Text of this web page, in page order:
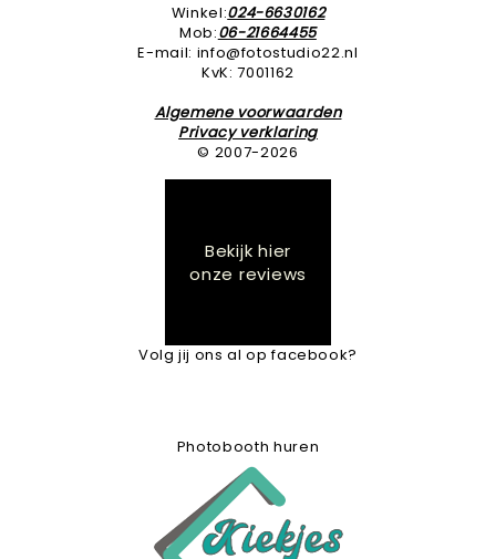
Winkel:024-6630162
Mob:06-21664455
E-mail: info@fotostudio22.nl
KvK: 7001162
Algemene voorwaarden
Privacy verklaring
© 2007-2026
Bekijk hier
onze reviews
Volg jij ons al op facebook?
Photobooth huren